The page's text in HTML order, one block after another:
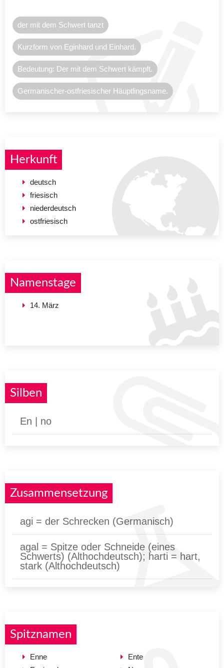
der mit dem Schwert tanzt
Kurzform von Eginhard und Einhard.
Bedeutung: Der mit dem Schwert kämpft.
Germanischer-ostfriesischer Häuptlingsname.
Herkunft
deutsch
friesisch
niederdeutsch
ostfriesisch
Namenstage
14. März
Silben
En | no
Zusammensetzung
agi = der Schrecken (Germanisch)
agal = Spitze oder Schneide (eines
Schwerts) (Althochdeutsch); harti = hart,
stark (Althochdeutsch)
Spitznamen
Enne
Ente